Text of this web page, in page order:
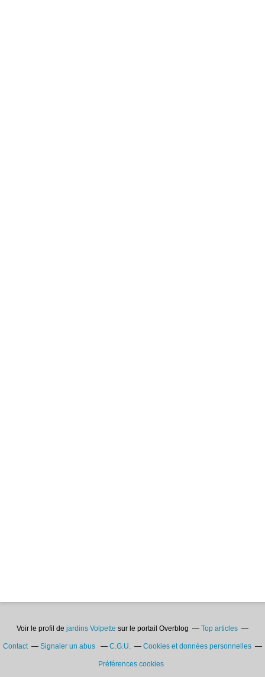
Voir le profil de jardins Volpette sur le portail Overblog Top articles
Contact Signaler un abus C.G.U. Cookies et données personnelles
Préférences cookies